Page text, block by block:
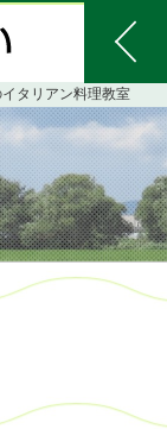
イタリアン料理教室